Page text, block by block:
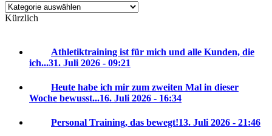
Kategorien
Kürzlich
Athletiktraining ist für mich und alle Kunden, die
ich...31. Juli 2026 - 09:21
Heute habe ich mir zum zweiten Mal in dieser
Woche bewusst...16. Juli 2026 - 16:34
Personal Training, das bewegt!13. Juli 2026 - 21:46